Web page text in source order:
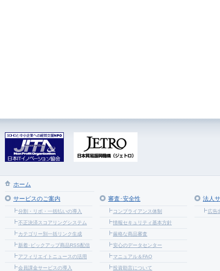
ホーム
サービスのご案内
分割・リボ・一括払いの導入
不正決済スコアリングシステム
カテゴリー別一括リンク生成
新着･ピックアップ商品RSS配信
アフィリエイトニュースの活用
会員課金サービスの導入
審査･安全性
コンプライアンス体制
情報セキュリティ基本方針
厳格な商品審査
安心のデータセンター
マニュアル＆FAQ
投資助言について
法人
広告